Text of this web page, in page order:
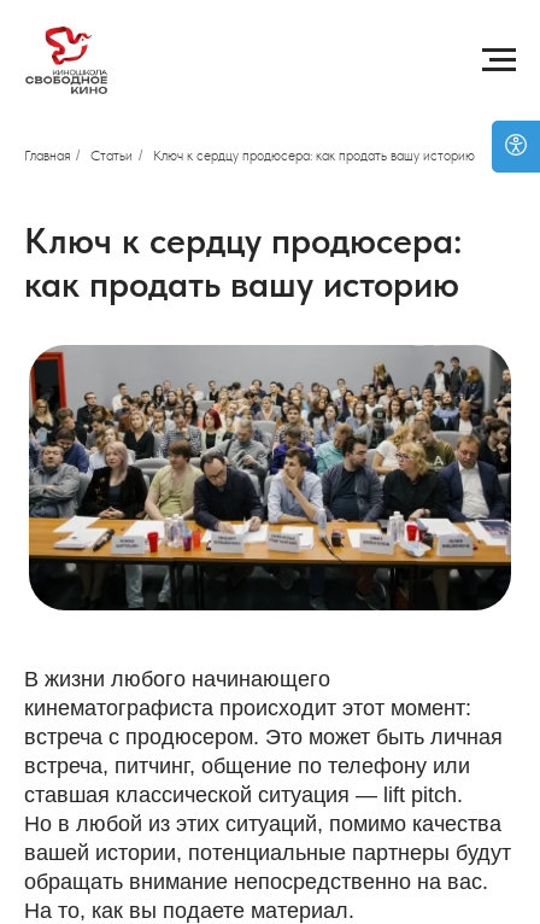
Главная / Статьи / Ключ к сердцу продюсера: как продать вашу историю
Ключ к сердцу продюсера:
как продать вашу историю
В жизни любого начинающего
кинематографиста происходит этот момент:
встреча с продюсером. Это может быть личная
встреча, питчинг, общение по телефону или
ставшая классической ситуация — lift pitch.
Но в любой из этих ситуаций, помимо качества
вашей истории, потенциальные партнеры будут
обращать внимание непосредственно на вас.
На то, как вы подаете материал.